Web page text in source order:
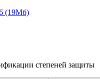
(19Мб)
степеней защиты